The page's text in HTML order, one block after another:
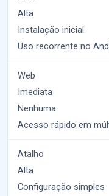
Alta
Instalação inicial
Uso recorrente no
Web
Imediata
Nenhuma
Acesso rápido em
Atalho
Alta
Configuração simples